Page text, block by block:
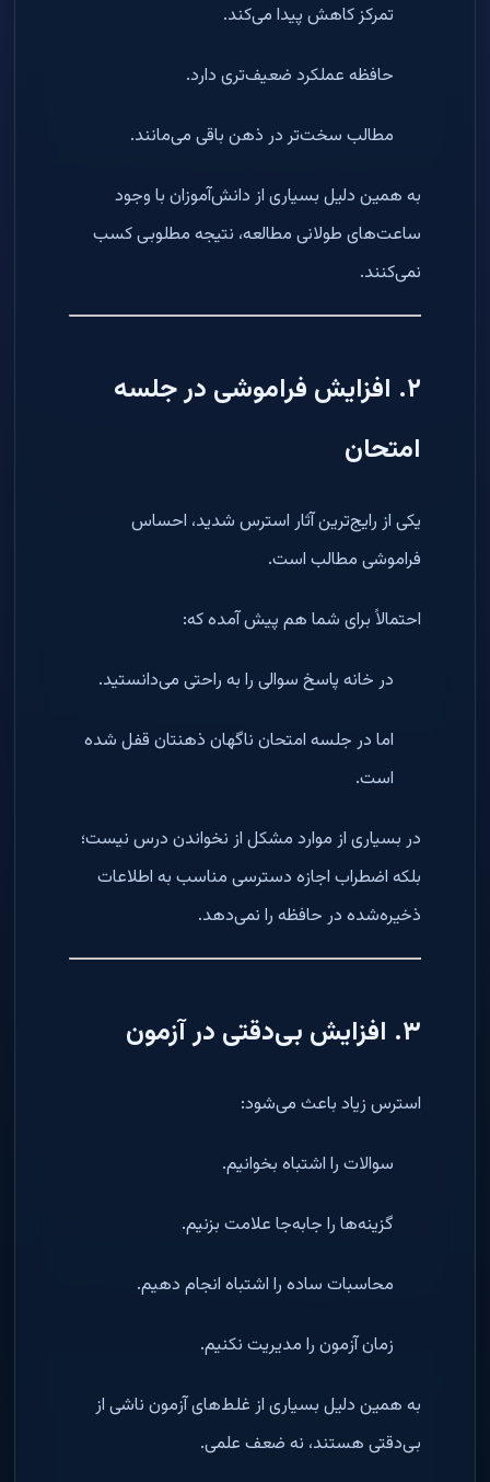
تمرکز کاهش پیدا می‌کند.
حافظه عملکرد ضعیف‌تری دارد.
مطالب سخت‌تر در ذهن باقی می‌مانند.
به همین دلیل بسیاری از دانش‌آموزان با وجود
ساعت‌های طولانی مطالعه، نتیجه مطلوبی کسب
نمی‌کنند.
۲. افزایش فراموشی در جلسه
امتحان
یکی از رایج‌ترین آثار استرس شدید، احساس
فراموشی مطالب است.
احتمالاً برای شما هم پیش آمده که:
در خانه پاسخ سوالی را به راحتی می‌دانستید.
اما در جلسه امتحان ناگهان ذهنتان قفل شده
است.
در بسیاری از موارد مشکل از نخواندن درس نیست؛
بلکه اضطراب اجازه دسترسی مناسب به اطلاعات
ذخیره‌شده در حافظه را نمی‌دهد.
۳. افزایش بی‌دقتی در آزمون
استرس زیاد باعث می‌شود:
سوالات را اشتباه بخوانیم.
گزینه‌ها را جابه‌جا علامت بزنیم.
محاسبات ساده را اشتباه انجام دهیم.
زمان آزمون را مدیریت نکنیم.
به همین دلیل بسیاری از غلط‌های آزمون ناشی از
بی‌دقتی هستند، نه ضعف علمی.